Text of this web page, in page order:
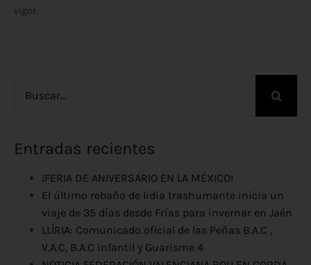
vigor.
Entradas recientes
¡FERIA DE ANIVERSARIO EN LA MÉXICO!
El último rebaño de lidia trashumante inicia un
viaje de 35 días desde Frías para invernar en Jaén
LLÍRIA: Comunicado oficial de las Peñas B.A.C ,
V.A.C, B.A.C infantil y Guarisme 4